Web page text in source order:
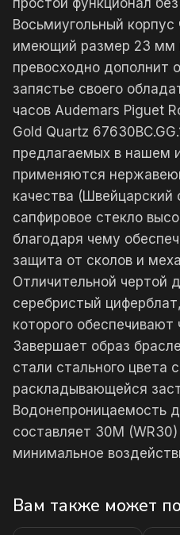
простой функционал
Восьмиугольный корпус
имеющий размер 23 мм
превосходно дополнит
запястье своего
часов Audemars Piguet
Gold Quartz
предлагаемых в нашем
применяются
качества
сапфировое стекло
благодаря чему
защита от сколов и
Отличительной чертой
серебристый
которого обеспечивают
Завершает образ
стали стального цвета
раскладывающейся
Водонепроницаемость
составляет 30М
минимальное
Вам также может